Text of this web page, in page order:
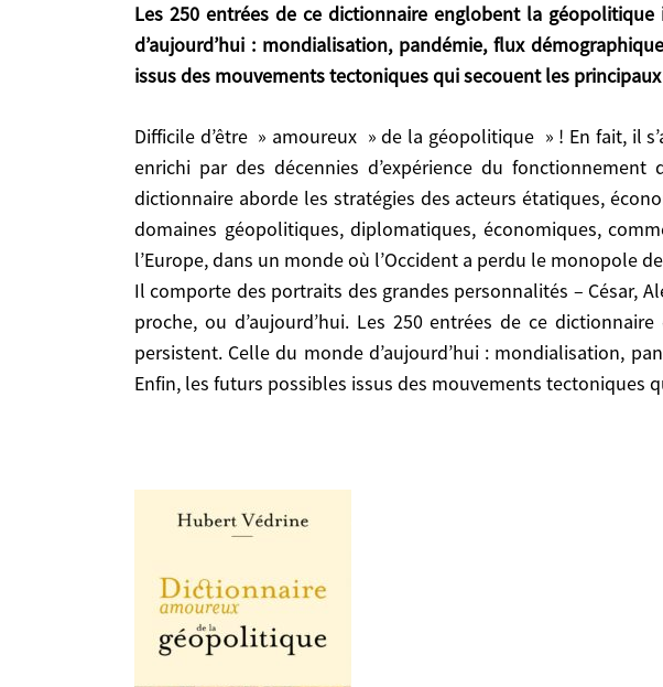
Les 250 entrées de ce dictionnaire englobent la géopolitique issue du passé, siècles et millénaires dont les effets persistent. Celle du monde
d’aujourd’hui : mondialisation, pandémie, flux
issus des mouvements tectoniques qui secouent les
Difficile d’être » amoureux » de la géopolitique » ! En fait, il s’agit ici d’un dictionnaire libre et subjectif nourri de connaissances historiques. J’ai
enrichi par des décennies d’expérience du
dictionnaire aborde les stratégies des acteurs étatiques,
domaines géopolitiques, diplomatiques, économiques,
l’Europe, dans un monde où l’Occident a perdu le monopole
Il comporte des portraits des grandes personnalités – César,
proche, ou d’aujourd’hui. Les 250 entrées de ce
persistent. Celle du monde d’aujourd’hui : mondialisation,
Enfin, les futurs possibles issus des mouvements tectoniques
: mondialisation, pandémie, flux démographiques, révolution
tectoniques qui secouent les principaux acteurs mondiaux.
par des décennies d’expérience du fonctionnement du monde et
stratégies des acteurs étatiques, économiques, idéologiques,
diplomatiques, économiques, commerciaux et écologiques,
l’Occident a perdu le monopole de la puissance.
Il comporte des portraits des grandes personnalités – César,